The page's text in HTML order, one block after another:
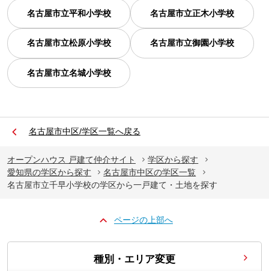
名古屋市立平和小学校 名古屋市立正木小学校
名古屋市立松原小学校 名古屋市立御園小学校
名古屋市立名城小学校
名古屋市中区/学区一覧へ戻る
オープンハウス 戸建て仲介サイト
学区から探す
愛知県の学区から探す
名古屋市中区の学区一覧
名古屋市立千早小学校の学区から一戸建て・土地を探す
ページの上部へ
種別・エリア変更